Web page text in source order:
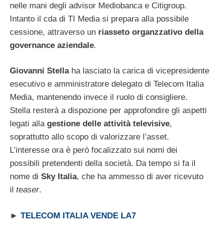
nelle mani degli advisor Mediobanca e Citigroup.
Intanto il cda di TI Media si prepara alla possibile
cessione, attraverso un riasseto organzzativo della
governance aziendale.
Giovanni Stella ha lasciato la carica di vicepresidente
esecutivo e amministratore delegato di Telecom Italia
Media, mantenendo invece il ruolo di consigliere.
Stella resterà a dispozione per approfondire gli aspetti
legati alla gestione delle attività televisive,
soprattutto allo scopo di valorizzare l’asset.
L’interesse ora è però focalizzato sui nomi dei
possibili pretendenti della società. Da tempo si fa il
nome di Sky Italia, che ha ammesso di aver ricevuto
il teaser.
► TELECOM ITALIA VENDE LA7